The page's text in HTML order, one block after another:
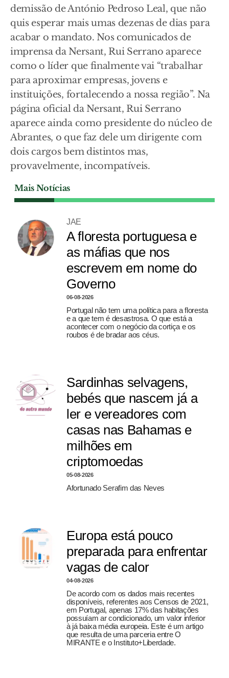
demissão de António Pedroso Leal, que não
quis esperar mais umas dezenas de dias para
acabar o mandato. Nos comunicados de
imprensa da Nersant, Rui Serrano aparece
como o líder que finalmente vai “trabalhar
para aproximar empresas, jovens e
instituições, fortalecendo a nossa região”. Na
página oficial da Nersant, Rui Serrano
aparece ainda como presidente do núcleo de
Abrantes, o que faz dele um dirigente com
dois cargos bem distintos mas,
provavelmente, incompatíveis.
Mais Notícias
JAE
A floresta portuguesa e
as máfias que nos
escrevem em nome do
Governo
06-08-2026
Portugal não tem uma política para a floresta
e a que tem é desastrosa. O que está a
acontecer com o negócio da cortiça e os
roubos é de bradar aos céus.
Sardinhas selvagens,
bebés que nascem já a
ler e vereadores com
casas nas Bahamas e
milhões em
criptomoedas
05-08-2026
Afortunado Serafim das Neves
Europa está pouco
preparada para enfrentar
vagas de calor
04-08-2026
De acordo com os dados mais recentes
disponíveis, referentes aos Censos de 2021,
em Portugal, apenas 17% das habitações
possuíam ar condicionado, um valor inferior
à já baixa média europeia. Este é um artigo
que resulta de uma parceria entre O
MIRANTE e o Instituto+Liberdade.